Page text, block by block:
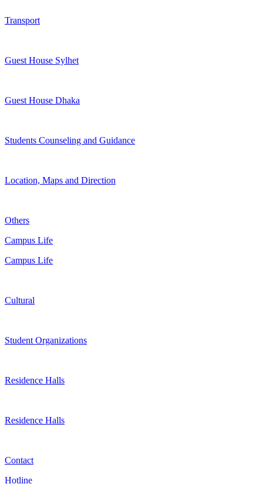
Transport
Guest House Sylhet
Guest House Dhaka
Students Counseling and Guidance
Location, Maps and Direction
Others
Campus Life
Campus Life
Cultural
Student Organizations
Residence Halls
Residence Halls
Contact
Hotline